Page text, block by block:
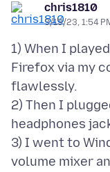
chris1810
3/13/23, 1:54
1) When I
Firefox via my
flawlessly.
2) Then I
headphones
3) I went to
volume mixer